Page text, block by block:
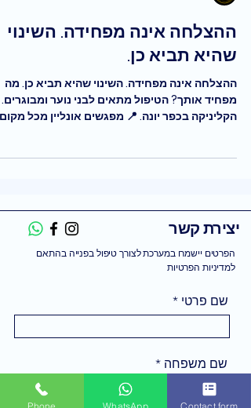
ההצלחה אינה מפחידה. השינוי
שהיא תביא כן.
ההצלחה אינה מפחידה. השינוי שהיא תביא כן. מה
מפחיד אותך? הטיפול מתאים לבני נוער ומבוגרים.
הקליניקה בכפר יונה. 📍 מפגשים אונליין מכל
יצירת קשר
הפרטים יישמרו במערכת לצורך טיפול בפנייה בהתאם
למדיניות הפרטיות
שם פרטי
שם משפחה
Phone WhatsApp Contact form